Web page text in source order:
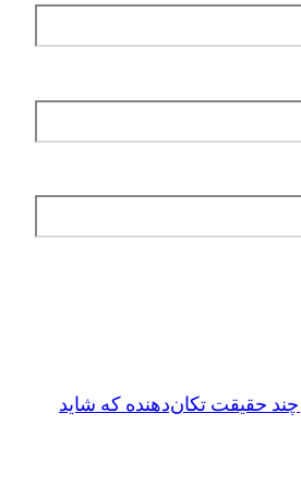
چند حقیقت تکان‌دهنده که شاید